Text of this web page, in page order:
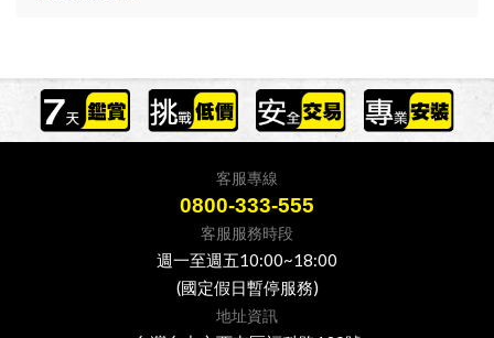
客服專線
0800-333-555
客服服務時段
週一至週五10:00~18:00
(國定假日暫停服務)
地址資訊